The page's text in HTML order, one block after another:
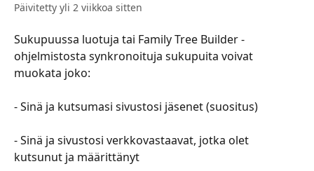
Päivitetty yli 2 viikkoa sitten
Sukupuussa luotuja tai Family Tree Builder -
ohjelmistosta synkronoituja sukupuita voivat
muokata joko:
​​​​​​​​​- Sinä ja kutsumasi sivustosi jäsenet (suositus)
​​​​​​​​​- Sinä ja sivustosi verkkovastaavat, jotka olet
kutsunut ja määrittänyt